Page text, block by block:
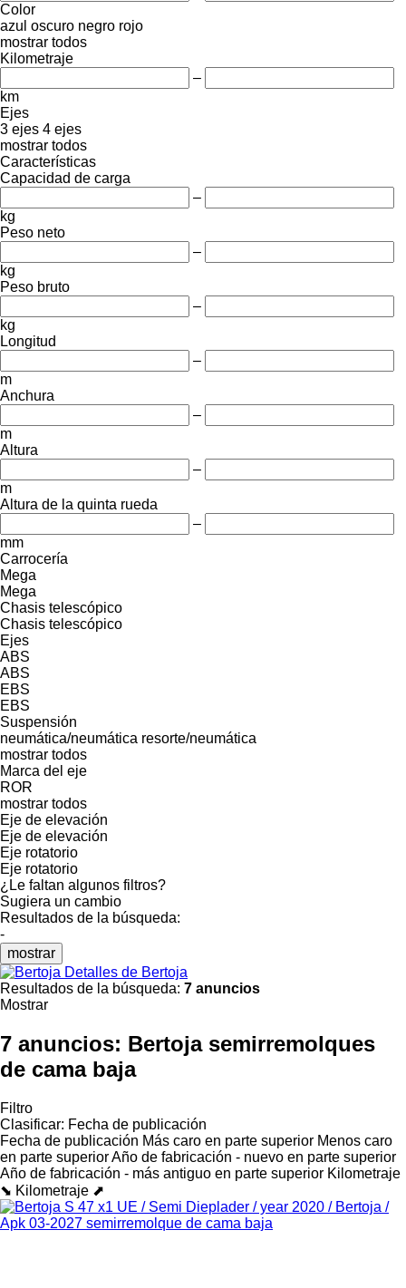
Color
azul oscuro negro rojo
mostrar todos
Kilometraje
–
km
Ejes
3 ejes 4 ejes
mostrar todos
Características
Capacidad de carga
–
kg
Peso neto
–
kg
Peso bruto
–
kg
Longitud
–
m
Anchura
–
m
Altura
–
m
Altura de la quinta rueda
–
mm
Carrocería
Mega
Mega
Chasis telescópico
Chasis telescópico
Ejes
ABS
ABS
EBS
EBS
Suspensión
neumática/neumática resorte/neumática
mostrar todos
Marca del eje
ROR
mostrar todos
Eje de elevación
Eje de elevación
Eje rotatorio
Eje rotatorio
¿Le faltan algunos filtros?
Sugiera un cambio
Resultados de la búsqueda:
-
mostrar
Detalles de Bertoja
Resultados de la búsqueda: 7 anuncios
Mostrar
7 anuncios: Bertoja semirremolques
de cama baja
Filtro
Clasificar: Fecha de publicación
Fecha de publicación Más caro en parte superior Menos caro
en parte superiorAño de fabricación - nuevo en parte superior
Año de fabricación - más antiguo en parte superior Kilometraje
⬊ Kilometraje ⬈